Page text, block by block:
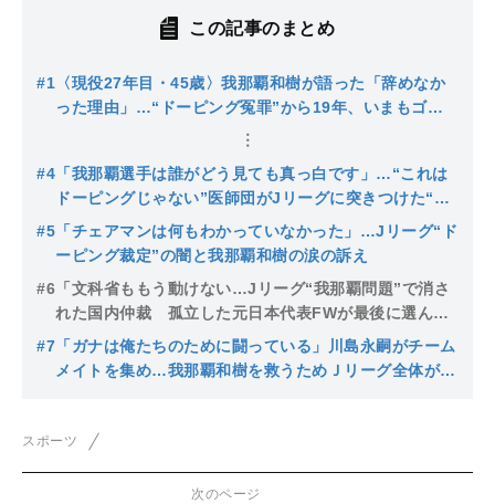
この記事のまとめ
#1 〈現役27年目・45歳〉我那覇和樹が語った「辞めなか
った理由」…“ドーピング冤罪”から19年、いまもゴー
#4 「我那覇選手は誰がどう見ても真っ白です」…“これは
ドーピングじゃない”医師団がJリーグに突きつけた“冤
罪”の二文字
#5 「チェアマンは何もわかっていなかった」…Jリーグ“ド
ーピング裁定”の闇と我那覇和樹の涙の訴え
#6 「文科省ももう動けない…Jリーグ“我那覇問題”で消さ
れた国内仲裁 孤立した元日本代表FWが最後に選ん
だ“息子のための闘い”
#7 「ガナは俺たちのために闘っている」川島永嗣がチーム
メイトを集め…我那覇和樹を救うためＪリーグ全体が動
スポーツ
次のページ